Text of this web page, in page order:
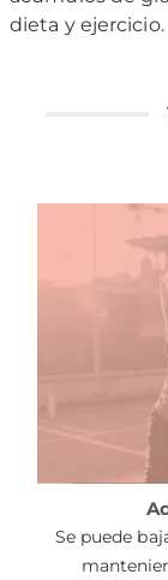
dieta y ejercicio.
Se puede